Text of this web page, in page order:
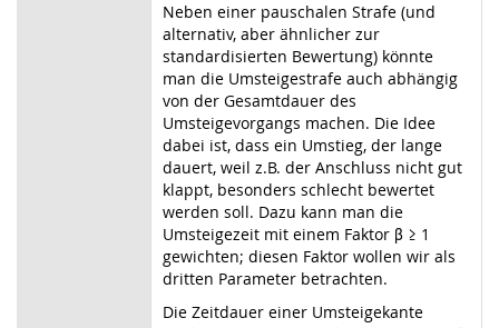
Neben einer pauschalen Strafe (und
alternativ, aber ähnlicher zur
standardisierten Bewertung) könnte
man die Umsteigestrafe auch abhängig
von der Gesamtdauer des
Umsteigevorgangs machen. Die Idee
dabei ist, dass ein Umstieg, der lange
dauert, weil z.B. der Anschluss nicht gut
klappt, besonders schlecht bewertet
werden soll. Dazu kann man die
Umsteigezeit mit einem Faktor β ≥ 1
gewichten; diesen Faktor wollen wir als
dritten Parameter betrachten.
Die Zeitdauer einer Umsteigekante